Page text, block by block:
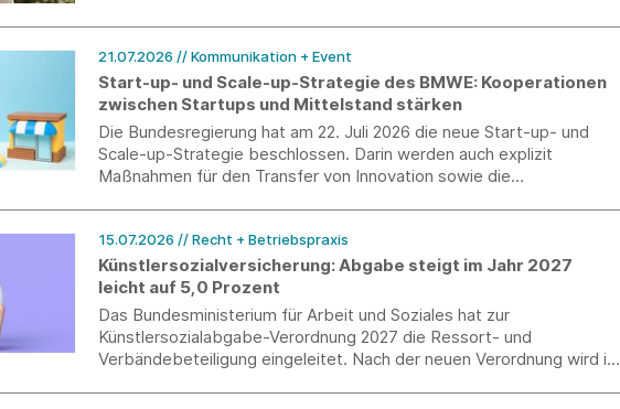
21.07.2026 // Kommunikation + Event
Start-up- und Scale-up-Strategie des BMWE: Kooperationen
zwischen Startups und Mittelstand stärken
Die Bundesregierung hat am 22. Juli 2026 die neue Start-up- und
Scale-up-Strategie beschlossen. Darin werden auch explizit
Maßnahmen für den Transfer von Innovation sowie die
15.07.2026 // Recht + Betriebspraxis
Künstlersozialversicherung: Abgabe steigt im Jahr 2027
leicht auf 5,0 Prozent
Das Bundesministerium für Arbeit und Soziales hat zur
Künstlersozialabgabe-Verordnung 2027 die Ressort- und
Verbändebeteiligung eingeleitet. Nach der neuen Verordnung wird im